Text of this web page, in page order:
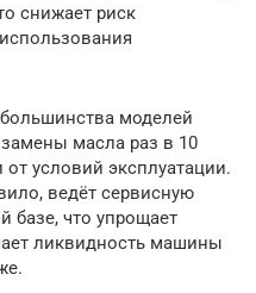
снижает риск
моделей
замены масла раз в 10
условий эксплуатации.
ведёт сервисную
базе, что упрощает
ликвидность машины